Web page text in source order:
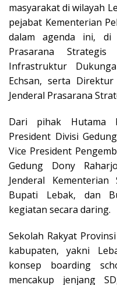
masyarakat di wilayah
pejabat Kementerian
dalam agenda ini, di
Prasarana
Infrastruktur
Echsan, serta
Jenderal Prasarana
Dari pihak Hutama
President Divisi
Vice President
Gedung Dony
Jenderal
Bupati Lebak, dan
kegiatan secara daring.
Sekolah Rakyat
kabupaten, yakni
konsep boarding
mencakup jenjang